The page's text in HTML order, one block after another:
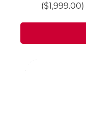
($1,999.00)